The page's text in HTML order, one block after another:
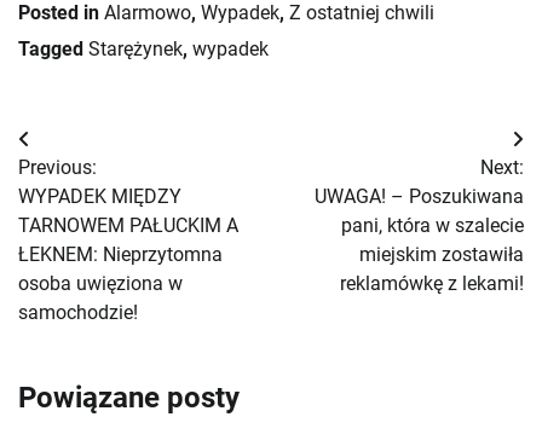
Posted in Alarmowo, Wypadek, Z ostatniej chwili
Tagged Starężynek, wypadek
Nawigacja
wpisu
Previous:
WYPADEK MIĘDZY
TARNOWEM PAŁUCKIM A
ŁEKNEM: Nieprzytomna
osoba uwięziona w
samochodzie!
Next:
UWAGA! – Poszukiwana
pani, która w szalecie
miejskim zostawiła
reklamówkę z lekami!
Powiązane posty